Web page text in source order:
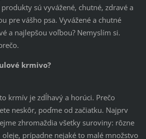
sú vyvážené, chutné, zdravé a
pre vášho psa. Vyvážené a chutné
a najlepšou voľbou? Nemyslím si.
granulové krmivo?
krmív je zdĺhavý a horúci. Prečo
neskôr, poďme od začiatku. Najprv
zhromaždia všetky suroviny: rôzne
oleje, prípadne nejaké to malé množstvo